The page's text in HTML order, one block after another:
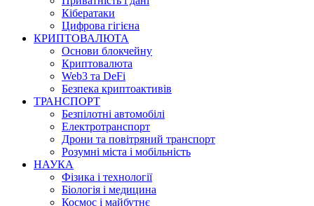
Кібератаки
Цифрова гігієна
КРИПТОВАЛЮТА
Основи блокчейну
Криптовалюта
Web3 та DeFi
Безпека криптоактивів
ТРАНСПОРТ
Безпілотні автомобілі
Електротранспорт
Дрони та повітряний транспорт
Розумні міста і мобільність
НАУКА
Фізика і технології
Біологія і медицина
Космос і майбутнє